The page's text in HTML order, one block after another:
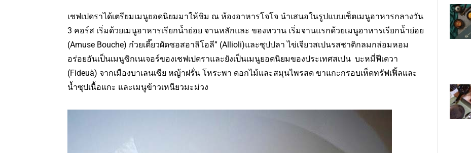
เชฟเปดราได้เตรียมเมนูยอดนิยมมาให้ชิม ณ ห้องอาหารโจโจ นำเสนอในรูปแบบเซ็ตเมนูอาหารกลางวัน
3 คอร์ส เริ่มด้วยเมนูอาหารเรียกน้ำย่อย จานหลักและ ของหวาน เริ่มจานแรกด้วยเมนูอาหารเรียกน้ำย่อย
(Amuse Bouche) ก๋วยเตี๊ยวผัดซอสอาลิโอลี” (Allioli)และซุปปลา ไข่เจียวสเปนรสชาติกลมกล่อมหอม
อร่อยอันเป็นเมนูซิกเนเจอร์ของเชฟเปดราและยังเป็นเมนูยอดนิยมของประเทศสเปน บะหมี่ฟีเดวา
(Fideuà) จากเมืองบาเลนเซีย หญ้าฝรั่น โหระพา ดอกไม้และสมุนไพรสด ขาแกะกรอบเห็ดทรัฟเฟิ้ลและ
น้ำซุปเนื้อแกะ และเมนูข้าวเหนียวมะม่วง